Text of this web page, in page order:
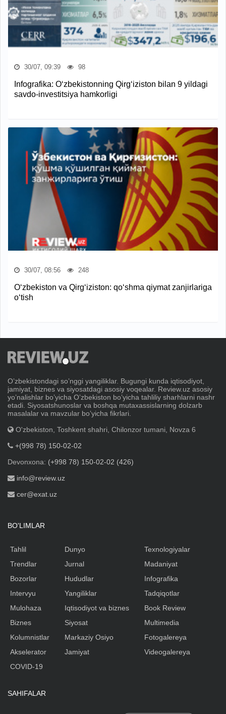
30/07, 09:39 98
Infografika: O‘zbekistonning Qirg‘iziston bilan 9 yildagi
savdo-investitsiya hamkorligi
30/07, 08:56 248
O‘zbekiston va Qirg‘iziston: qo‘shma qiymat zanjirlariga
o‘tish
Oʼzbekistondagi soʼnggi yangiliklar. Bugungi kunda iqtisodiyot,
jamiyat, biznes va siyosatdagi asosiy voqealar. Review.uz asosiy
yoʼnalishlar boʼyicha Oʼzbekiston boʼyicha tahliliy sharhlarni nashr
etadi. Siyosatshunoslar va boshqa mutaxassislarning dolzarb
masalalar va mavzular boʼyicha fikrlari.
O'zbekiston, Toshkent shahri, Chilonzor tumani, Novza 6
+(998 78) 150-02-02
Devonxona: (+998 78) 150-02-02 (426)
info@review.uz
cer@exat.uz
BO'LIMLAR
Tahlil
Trendlar
Bozorlar
Intervyu
Mulohaza
Biznes
Kolumnistlar
Akselerator
Dunyo
Jurnal
Hududlar
Yangiliklar
Iqtisodiyot va biznes
Siyosat
Markaziy Osiyo
Jamiyat
Texnologiyalar
Madaniyat
Infografika
Tadqiqotlar
Book Review
Multimedia
Fotogalereya
Videogalereya
COVID-19
SAHIFALAR